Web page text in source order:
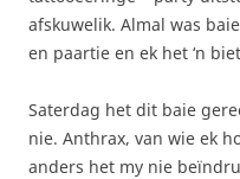
afskuwelik. Almal was
en paartie en ek het ‘n
Saterdag het dit baie
nie. Anthrax, van wie ek
anders het my nie